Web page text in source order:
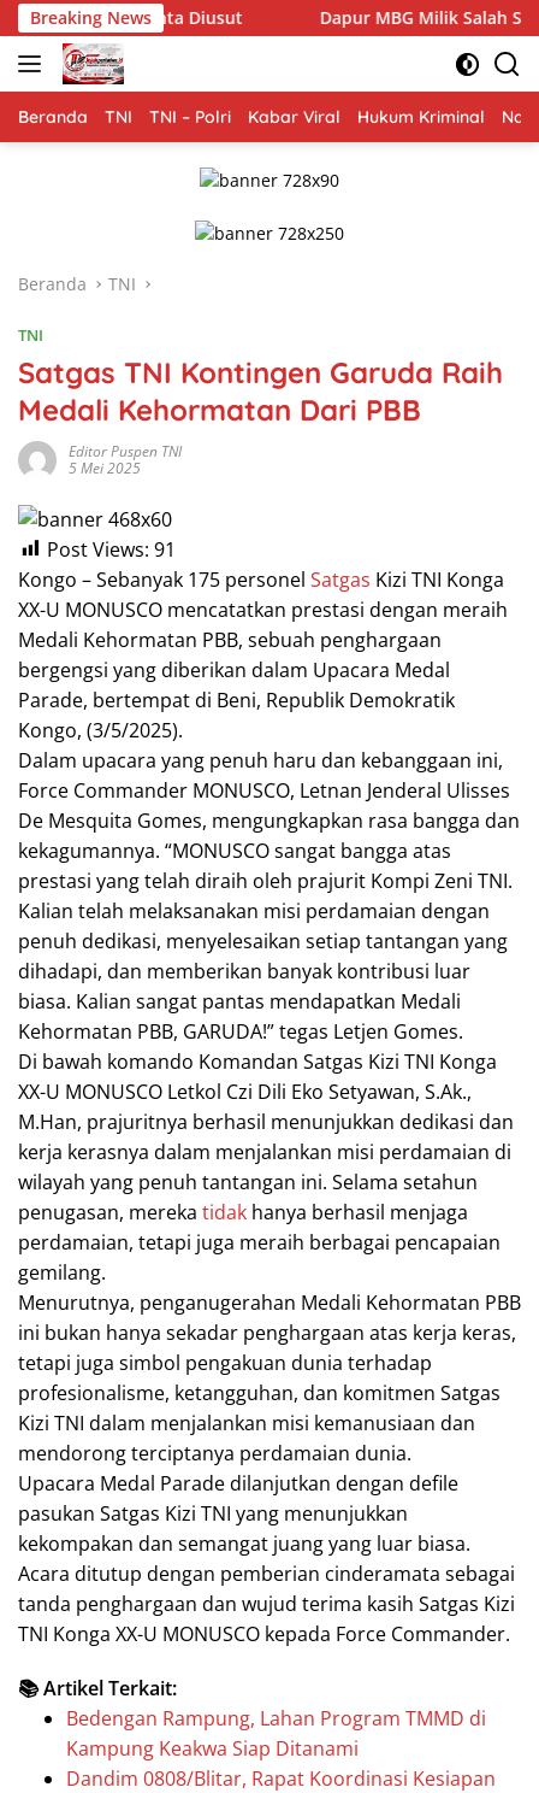
Langsung
ke
konten
Breaking News
Diusut Dapur MBG Milik Salah Satu Anggota DPRD
Beranda TNI TNI – Polri Kabar Viral Hukum Kriminal
Beranda TNI
TNI
Satgas TNI Kontingen Garuda Raih
Medali Kehormatan Dari PBB
Editor Puspen TNI
5 Mei 2025
Post Views: 91
Kongo – Sebanyak 175 personel Satgas Kizi TNI Konga
XX-U MONUSCO mencatatkan prestasi dengan meraih
Medali Kehormatan PBB, sebuah penghargaan
bergengsi yang diberikan dalam Upacara Medal
Parade, bertempat di Beni, Republik Demokratik
Kongo, (3/5/2025).
Dalam upacara yang penuh haru dan kebanggaan ini,
Force Commander MONUSCO, Letnan Jenderal Ulisses
De Mesquita Gomes, mengungkapkan rasa bangga dan
kekagumannya. “MONUSCO sangat bangga atas
prestasi yang telah diraih oleh prajurit Kompi Zeni TNI.
Kalian telah melaksanakan misi perdamaian dengan
penuh dedikasi, menyelesaikan setiap tantangan yang
dihadapi, dan memberikan banyak kontribusi luar
biasa. Kalian sangat pantas mendapatkan Medali
Kehormatan PBB, GARUDA!” tegas Letjen Gomes.
Di bawah komando Komandan Satgas Kizi TNI Konga
XX-U MONUSCO Letkol Czi Dili Eko Setyawan, S.Ak.,
M.Han, prajuritnya berhasil menunjukkan dedikasi dan
kerja kerasnya dalam menjalankan misi perdamaian di
wilayah yang penuh tantangan ini. Selama setahun
penugasan, mereka tidak hanya berhasil menjaga
perdamaian, tetapi juga meraih berbagai pencapaian
gemilang.
Menurutnya, penganugerahan Medali Kehormatan PBB
ini bukan hanya sekadar penghargaan atas kerja keras,
tetapi juga simbol pengakuan dunia terhadap
profesionalisme, ketangguhan, dan komitmen Satgas
Kizi TNI dalam menjalankan misi kemanusiaan dan
mendorong terciptanya perdamaian dunia.
Upacara Medal Parade dilanjutkan dengan defile
pasukan Satgas Kizi TNI yang menunjukkan
kekompakan dan semangat juang yang luar biasa.
Acara ditutup dengan pemberian cinderamata sebagai
tanda penghargaan dan wujud terima kasih Satgas Kizi
TNI Konga XX-U MONUSCO kepada Force Commander.
📚 Artikel Terkait:
Bedengan Rampung, Lahan Program TMMD di
Kampung Keakwa Siap Ditanami
Dandim 0808/Blitar, Rapat Koordinasi Kesiapan